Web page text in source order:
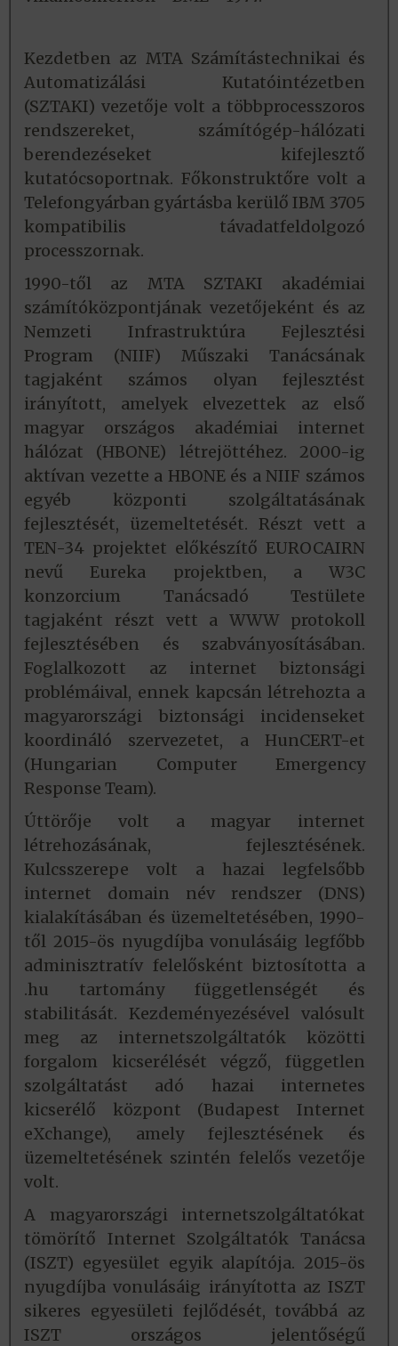
Kezdetben az MTA Számítástechnikai és
Automatizálási Kutatóintézetben
(SZTAKI) vezetője volt a többprocesszoros
rendszereket, számítógép-hálózati
berendezéseket kifejlesztő
kutatócsoportnak. Főkonstruktőre volt a
Telefongyárban gyártásba kerülő IBM 3705
kompatibilis távadatfeldolgozó
processzornak.
1990-től az MTA SZTAKI akadémiai
számítóközpontjának vezetőjeként és az
Nemzeti Infrastruktúra Fejlesztési
Program (NIIF) Műszaki Tanácsának
tagjaként számos olyan fejlesztést
irányított, amelyek elvezettek az első
magyar országos akadémiai internet
hálózat (HBONE) létrejöttéhez. 2000-ig
aktívan vezette a HBONE és a NIIF számos
egyéb központi szolgáltatásának
fejlesztését, üzemeltetését. Részt vett a
TEN-34 projektet előkészítő EUROCAIRN
nevű Eureka projektben, a W3C
konzorcium Tanácsadó Testülete
tagjaként részt vett a WWW protokoll
fejlesztésében és szabványosításában.
Foglalkozott az internet biztonsági
problémáival, ennek kapcsán létrehozta a
magyarországi biztonsági incidenseket
koordináló szervezetet, a HunCERT-et
(Hungarian Computer Emergency
Response Team).
Úttörője volt a magyar internet
létrehozásának, fejlesztésének.
Kulcsszerepe volt a hazai legfelsőbb
internet domain név rendszer (DNS)
kialakításában és üzemeltetésében, 1990-
től 2015-ös nyugdíjba vonulásáig legfőbb
adminisztratív felelősként biztosította a
.hu tartomány függetlenségét és
stabilitását. Kezdeményezésével valósult
meg az internetszolgáltatók közötti
forgalom kicserélését végző, független
szolgáltatást adó hazai internetes
kicserélő központ (Budapest Internet
eXchange), amely fejlesztésének és
üzemeltetésének szintén felelős vezetője
volt.
A magyarországi internetszolgáltatókat
tömörítő Internet Szolgáltatók Tanácsa
(ISZT) egyesület egyik alapítója. 2015-ös
nyugdíjba vonulásáig irányította az ISZT
sikeres egyesületi fejlődését, továbbá az
ISZT országos jelentőségű